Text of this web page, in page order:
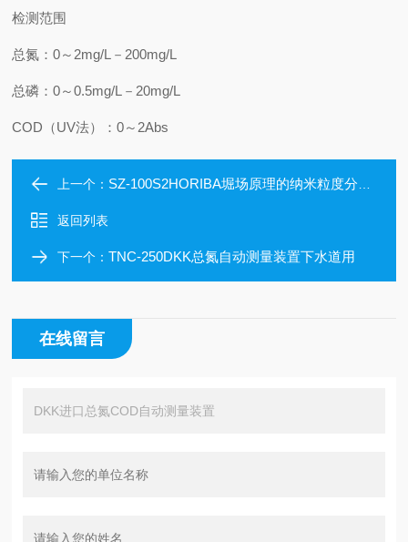
检测范围
总氮：0～2mg/L－200mg/L
总磷：0～0.5mg/L－20mg/L
COD（UV法）：0～2Abs
上一个： SZ-100S2HORIBA堀场原理的纳米粒度分析仪
返回列表
下一个：TNC-250DKK总氮自动测量装置下水道用
在线留言